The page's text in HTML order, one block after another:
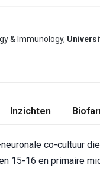
& Immunology,
Inzichten
co-cultuur
15-16 en primaire